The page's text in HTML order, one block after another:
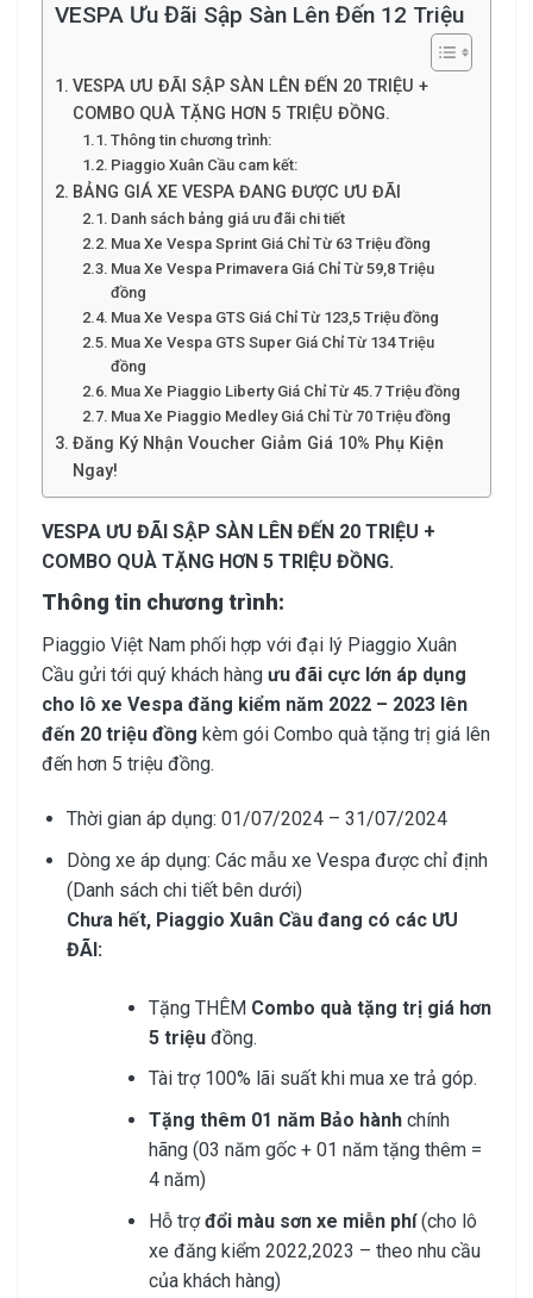
VESPA Ưu Đãi Sập Sàn Lên Đến 12 Triệu
VESPA ƯU ĐÃI SẬP SÀN LÊN ĐẾN 20 TRIỆU +
COMBO QUÀ TẶNG HƠN 5 TRIỆU ĐỒNG.
Thông tin chương trình:
Piaggio Xuân Cầu cam kết:
BẢNG GIÁ XE VESPA ĐANG ĐƯỢC ƯU ĐÃI
Danh sách bảng giá ưu đãi chi tiết
Mua Xe Vespa Sprint Giá Chỉ Từ 63 Triệu đồng
Mua Xe Vespa Primavera Giá Chỉ Từ 59,8 Triệu
đồng
Mua Xe Vespa GTS Giá Chỉ Từ 123,5 Triệu đồng
Mua Xe Vespa GTS Super Giá Chỉ Từ 134 Triệu
đồng
Mua Xe Piaggio Liberty Giá Chỉ Từ 45.7 Triệu đồng
Mua Xe Piaggio Medley Giá Chỉ Từ 70 Triệu đồng
Đăng Ký Nhận Voucher Giảm Giá 10% Phụ Kiện
Ngay!
VESPA ƯU ĐÃI SẬP SÀN LÊN ĐẾN 20 TRIỆU +
COMBO QUÀ TẶNG HƠN 5 TRIỆU ĐỒNG.
Thông tin chương trình:
Piaggio Việt Nam phối hợp với đại lý Piaggio Xuân
Cầu gửi tới quý khách hàng ưu đãi cực lớn áp dụng
cho lô xe Vespa đăng kiểm năm 2022 – 2023 lên
đến 20 triệu đồng kèm gói Combo quà tặng trị giá lên
đến hơn 5 triệu đồng.
Thời gian áp dụng: 01/07/2024 – 31/07/2024
Dòng xe áp dụng: Các mẫu xe Vespa được chỉ định
(Danh sách chi tiết bên dưới)
Chưa hết, Piaggio Xuân Cầu đang có các ƯU
ĐÃI:
Tặng THÊM Combo quà tặng trị giá hơn
5 triệuđồng.
Tài trợ 100% lãi suất khi mua xe trả góp.
Tặng thêm 01 năm Bảo hànhchính
hãng (03 năm gốc + 01 năm tặng thêm =
4 năm)
Hỗ trợđổi màu sơn xe miễn phí(cho lô
xe đăng kiểm 2022,2023 – theo nhu cầu
của khách hàng)